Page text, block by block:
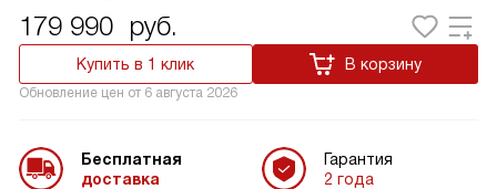
179 990 руб.
Купить в 1 клик В корзину
Обновление цен от 6 августа 2026
Бесплатная
доставка
Гарантия
2 года